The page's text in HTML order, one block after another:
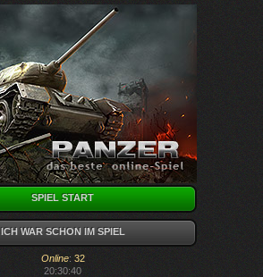
SPIEL START
ICH WAR SCHON IM SPIEL
Online: 32
20:30:40